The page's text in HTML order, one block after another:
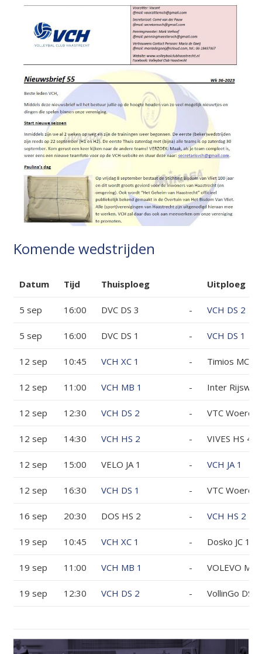
Komende wedstrijden
Datum Tijd Thuisploeg Uitploeg
5 sep 16:00 DVC DS 3 - VCH DS 2
5 sep 16:00 DVC DS 1 - VCH DS 1
12 sep 10:45 VCH XC 1 - Timios MC 1
12 sep 11:00 VCH MB 1 -
12 sep 12:30 VCH DS 2 -
12 sep 14:30 VCH HS 2 - VIVES HS 4
12 sep 15:00 VELO JA 1 - VCH JA 1
12 sep 16:30 VCH DS 1 -
16 sep 20:30 DOS HS 2 - VCH HS 2
19 sep 10:45 VCH XC 1 - Dosko JC 1
19 sep 11:00 VCH MB 1 - VOLEVO MB
19 sep 12:30 VCH DS 2 - VollinGo DS 3